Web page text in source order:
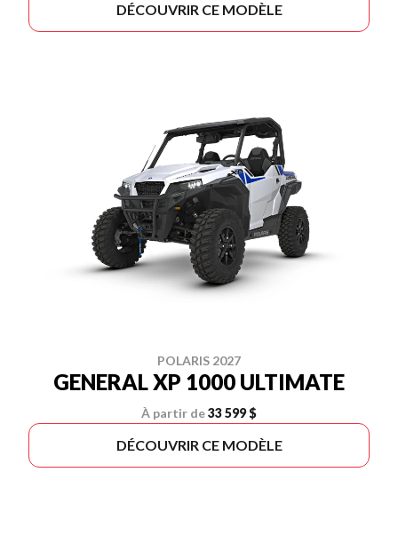
DÉCOUVRIR CE MODÈLE
POLARIS 2027
GENERAL XP 1000 ULTIMATE
À partir de33 599 $
DÉCOUVRIR CE MODÈLE